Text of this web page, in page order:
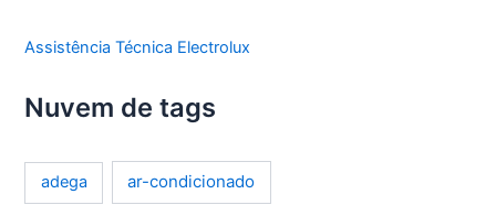
Assistência Técnica Electrolux
Nuvem de tags
adega ar-condicionado